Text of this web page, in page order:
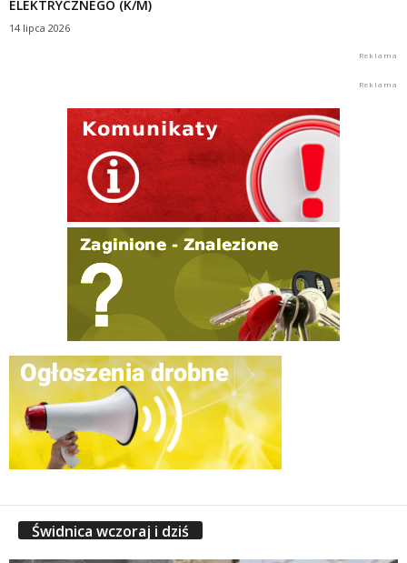
ELEKTRYCZNEGO (K/M)
14 lipca 2026
Świdnica wczoraj i dziś